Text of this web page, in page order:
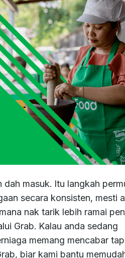
masuk. Itu langkah
secara konsisten, mesti
nak tarik lebih ramai
Grab. Kalau anda sedang
memang mencabar
biar kami bantu